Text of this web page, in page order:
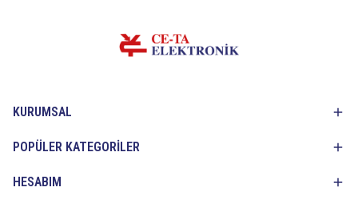
KURUMSAL
POPÜLER KATEGORİLER
HESABIM